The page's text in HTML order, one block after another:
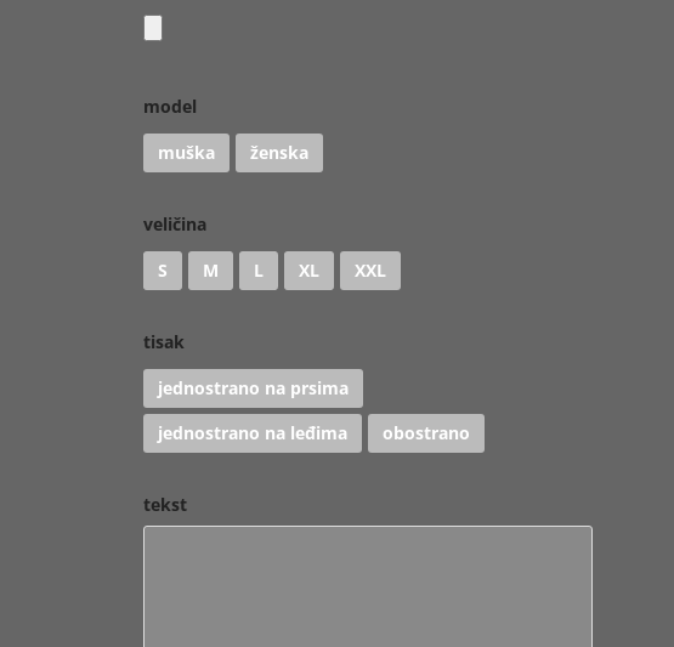
model
muška
ženska
veličina
S
M L XL XXL
tisak
jednostrano na prsima
jednostrano na leđima
obostrano
tekst